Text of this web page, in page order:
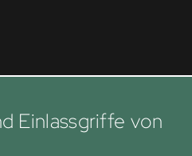
Einlassgriffe von